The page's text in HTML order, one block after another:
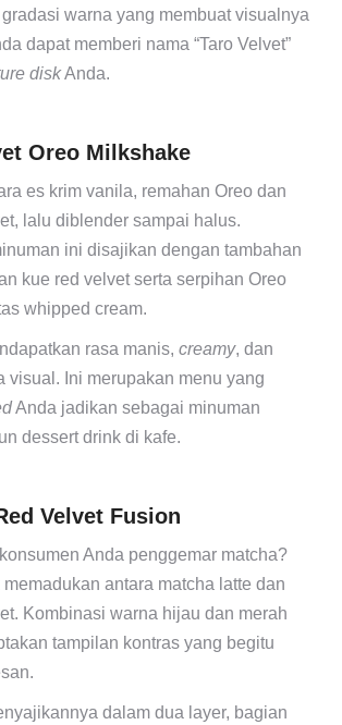
warna yang membuat visualnya
dapat memberi nama “Taro Velvet”
diskAnda.
Oreo Milkshake
es krim vanila, remahan Oreo dan
lalu diblender sampai halus.
ini disajikan dengan tambahan
kue red velvet serta serpihan Oreo
whipped cream.
rasa manis, creamy, dan
visual. Ini merupakan menu yang
Anda jadikan sebagai minuman
dessert drink di kafe.
Velvet Fusion
Anda penggemar matcha?
antara matcha latte dan
Kombinasi warna hijau dan merah
tampilan kontras yang begitu
dalam dua layer, bagian